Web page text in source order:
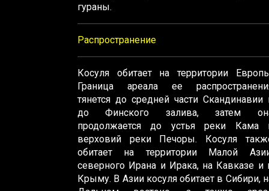
гураны.
Распространение
Косуля обитает на территории
Граница ареала ее
тянется до средней части Скандинавии
до Финского залива, затем
продолжается до устья реки Кама
верховий реки Печоры. Косуля
обитает на территории Малой
северного Ирана и Ирака, на Кавказе и
Крыму. В Азии косуля обитает в Сибири,